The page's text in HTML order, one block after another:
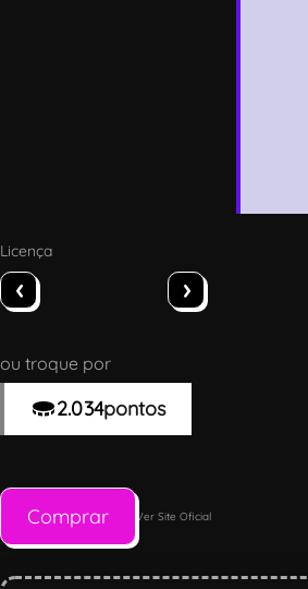
Licença
‹ ›
ou troque por
2.034pontos
Comprar Ver Site Oficial